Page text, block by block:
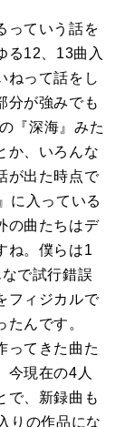
っていう話を
る12、13曲入
ねって話をし
分が強みでも
『深海』みた
か、いろんな
が出た時点で
に入っている
の曲たちはデ
ね。僕らは1
で試行錯誤
フィジカルで
んです。
ってきた曲た
今現在の4人
で、新録曲も
りの作品にな